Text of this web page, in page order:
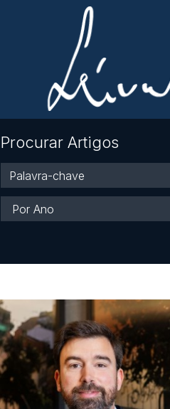
Procurar Artigos
Palavra-
chave
Ano